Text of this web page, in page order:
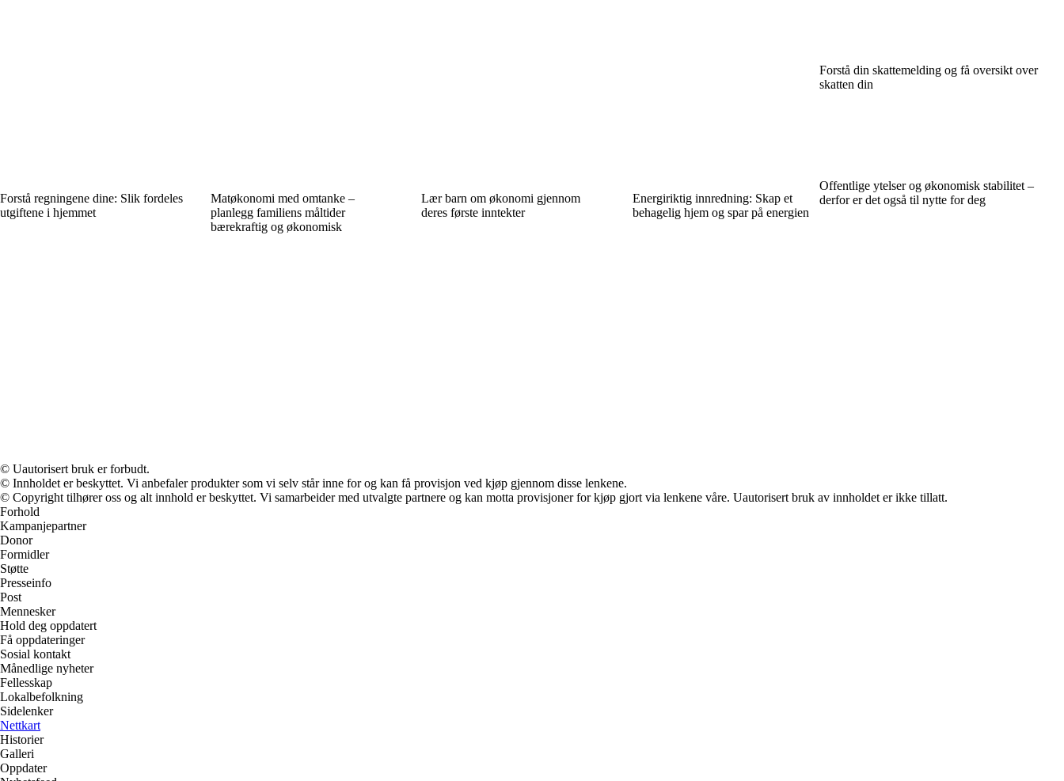
Forstå regningene dine: Slik fordeles
utgiftene i hjemmet
Matøkonomi med omtanke –
planlegg familiens måltider
bærekraftig og økonomisk
Lær barn om økonomi gjennom
deres første inntekter
Energiriktig innredning: Skap et
behagelig hjem og spar på energien
Forstå din skattemelding og få oversikt over
skatten din
Offentlige ytelser og økonomisk stabilitet –
derfor er det også til nytte for deg
© Uautorisert bruk er forbudt.
© Innholdet er beskyttet. Vi anbefaler produkter som vi selv står inne for og kan få provisjon ved kjøp gjennom disse lenkene.
© Copyright tilhører oss og alt innhold er beskyttet. Vi samarbeider med utvalgte partnere og kan motta provisjoner for kjøp gjort via lenkene våre. Uautorisert bruk av innholdet er ikke tillatt.
Forhold
Kampanjepartner
Donor
Formidler
Støtte
Presseinfo
Post
Mennesker
Hold deg oppdatert
Få oppdateringer
Sosial kontakt
Månedlige nyheter
Fellesskap
Lokalbefolkning
Sidelenker
Nettkart
Historier
Galleri
Oppdater